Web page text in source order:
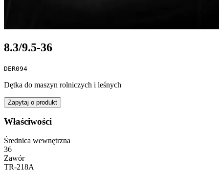
8.3/9.5-36
DER094
Dętka do maszyn rolniczych i leśnych
Zapytaj o produkt
Właściwości
Średnica wewnętrzna
36
Zawór
TR-218A